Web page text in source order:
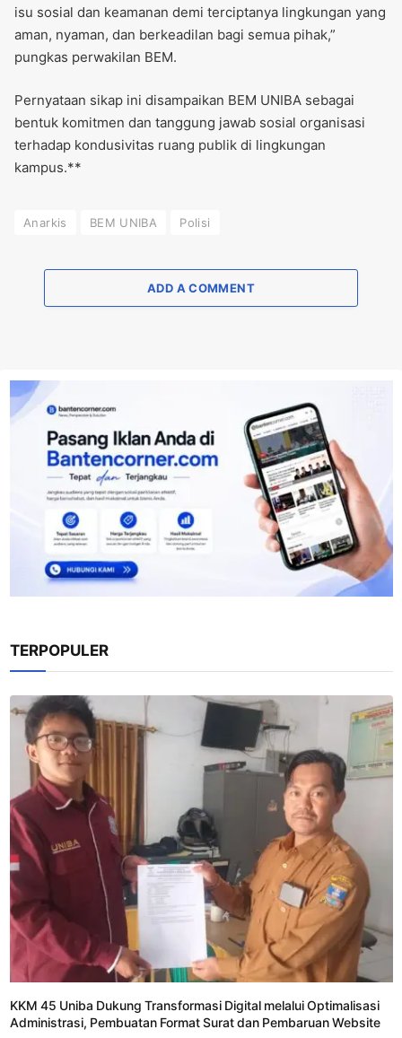
isu sosial dan keamanan demi terciptanya lingkungan yang
aman, nyaman, dan berkeadilan bagi semua pihak,”
pungkas perwakilan BEM.
Pernyataan sikap ini disampaikan BEM UNIBA sebagai
bentuk komitmen dan tanggung jawab sosial organisasi
terhadap kondusivitas ruang publik di lingkungan
kampus.**
Anarkis BEM UNIBA Polisi
ADD A COMMENT
TERPOPULER
KKM 45 Uniba Dukung Transformasi Digital melalui Optimalisasi
Administrasi, Pembuatan Format Surat dan Pembaruan Website